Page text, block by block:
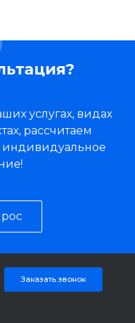
услугах, видах
рассчитаем
индивидуальное
Заказать звонок